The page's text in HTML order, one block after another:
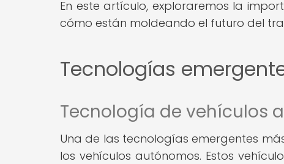
En este artículo, exploraremos la
cómo están moldeando el futuro del
Tecnologías
Tecnología de vehículos
Una de las tecnologías emergentes
los vehículos autónomos. Estos